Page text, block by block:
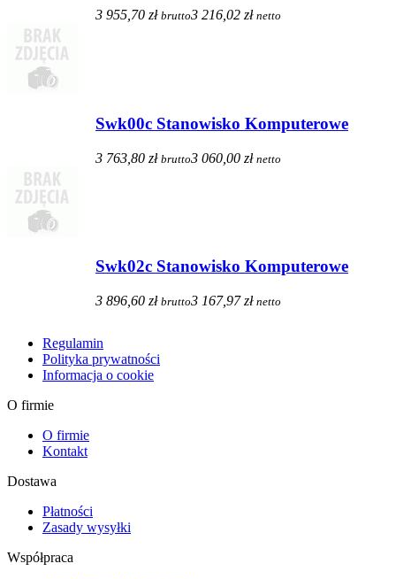
3 955,70 zł brutto3 216,02 zł netto
Swk00c Stanowisko Komputerowe
3 763,80 zł brutto3 060,00 zł netto
Swk02c Stanowisko Komputerowe
3 896,60 zł brutto3 167,97 zł netto
Regulamin
Polityka prywatności
Informacja o cookie
O firmie
O firmie
Kontakt
Dostawa
Płatności
Zasady wysyłki
Współpraca